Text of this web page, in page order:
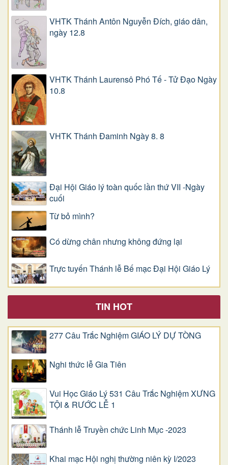
VHTK Thánh Antôn Nguyễn Ðích, giáo dân,
ngày 12.8
VHTK Thánh Laurensô Phó Tế - Tử Đạo Ngày
10.8
VHTK Thánh Đaminh Ngày 8. 8
Đại Hội Giáo lý toàn quốc lần thứ VII -Ngày
cuối
Từ bỏ mình?
Có dừng chân nhưng không đứng lại
Trực tuyến Thánh lễ Bế mạc Đại Hội Giáo Lý
TIN HOT
277 Câu Trắc Nghiệm GIÁO LÝ DỰ TÒNG
Nghi thức lễ Gia Tiên
Vui Học Giáo Lý 531 Câu Trắc Nghiệm XƯNG
TỘI & RƯỚC LỄ 1
Thánh lễ Truyền chức Linh Mục -2023
Khai mạc Hội nghị thường niên kỳ I/2023